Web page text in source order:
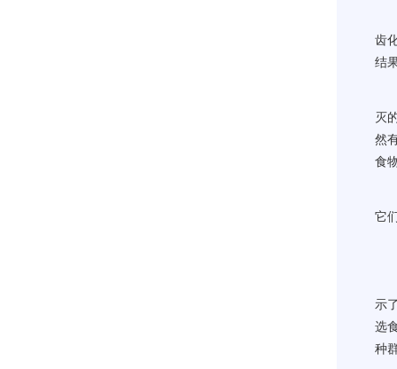
齿
结
灭
然
食
它
示
选
种